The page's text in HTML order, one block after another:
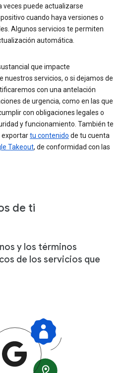
veces puede actualizarse
cuando haya versiones o
Algunos servicios te permiten
automática.
que impacte
nuestros servicios, o si dejamos de
con una antelación
de urgencia, como en las que
con obligaciones legales o
y funcionamiento. También te
exportartu contenido de tu cuenta
Takeout, de conformidad con las
de ti
y los términos
de los servicios que